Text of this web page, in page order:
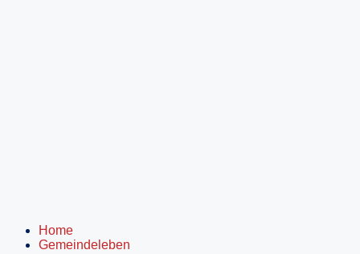
Home
Gemeindeleben